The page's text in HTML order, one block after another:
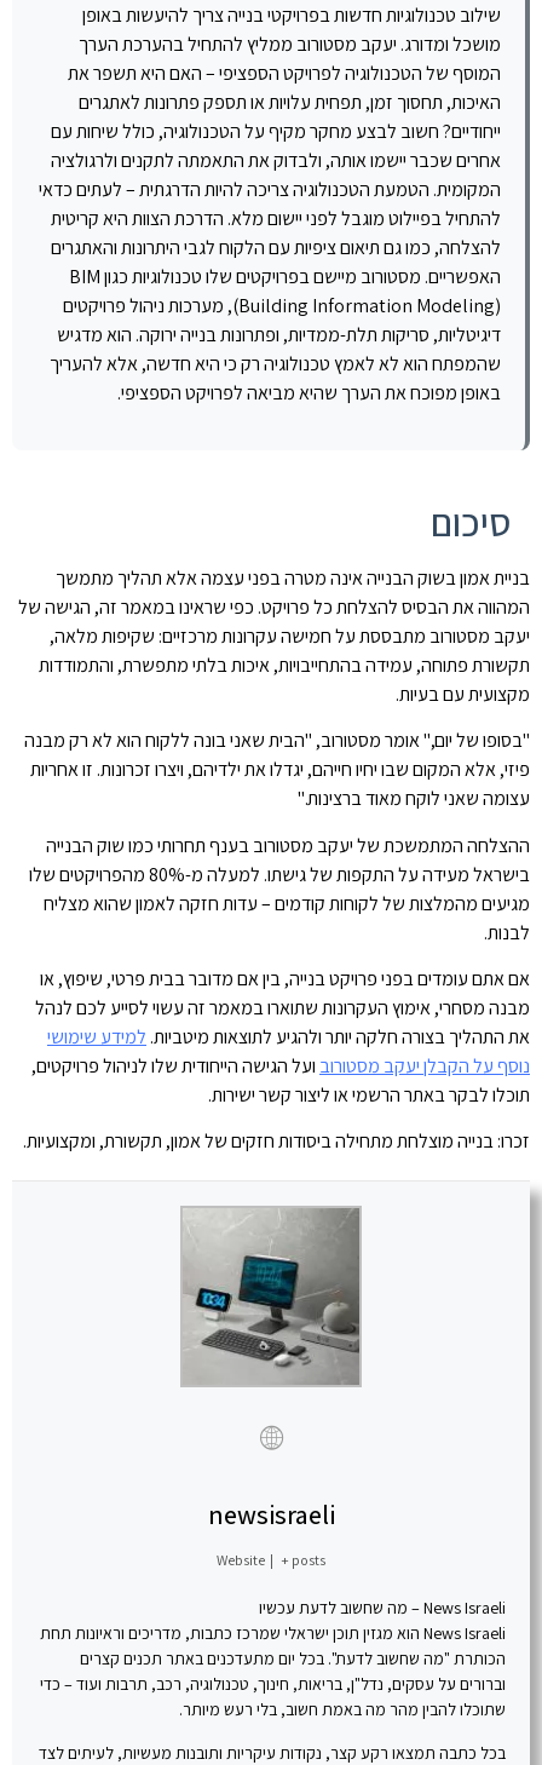
שילוב טכנולוגיות חדשות בפרויקטי בנייה צריך להיעשות באופן
מושכל ומדורג. יעקב מסטורוב ממליץ להתחיל בהערכת הערך
המוסף של הטכנולוגיה לפרויקט הספציפי – האם היא תשפר את
האיכות, תחסוך זמן, תפחית עלויות או תספק פתרונות לאתגרים
ייחודיים? חשוב לבצע מחקר מקיף על הטכנולוגיה, כולל שיחות עם
אחרים שכבר יישמו אותה, ולבדוק את התאמתה לתקנים ולרגולציה
המקומית. הטמעת הטכנולוגיה צריכה להיות הדרגתית – לעתים כדאי
להתחיל בפיילוט מוגבל לפני יישום מלא. הדרכת הצוות היא קריטית
להצלחה, כמו גם תיאום ציפיות עם הלקוח לגבי היתרונות והאתגרים
האפשריים. מסטורוב מיישם בפרויקטים שלו טכנולוגיות כגון BIM
(Building Information Modeling), מערכות ניהול פרויקטים
דיגיטליות, סריקות תלת-ממדיות, ופתרונות בנייה ירוקה. הוא מדגיש
שהמפתח הוא לא לאמץ טכנולוגיה רק כי היא חדשה, אלא להעריך
באופן מפוכח את הערך שהיא מביאה לפרויקט הספציפי.
סיכום
בניית אמון בשוק הבנייה אינה מטרה בפני עצמה אלא תהליך מתמשך
המהווה את הבסיס להצלחת כל פרויקט. כפי שראינו במאמר זה, הגישה של
יעקב מסטורוב מתבססת על חמישה עקרונות מרכזיים: שקיפות מלאה,
תקשורת פתוחה, עמידה בהתחייבויות, איכות בלתי מתפשרת, והתמודדות
מקצועית עם בעיות.
"בסופו של יום," אומר מסטורוב, "הבית שאני בונה ללקוח הוא לא רק מבנה
פיזי, אלא המקום שבו יחיו חייהם, יגדלו את ילדיהם, ויצרו זכרונות. זו אחריות
עצומה שאני לוקח מאוד ברצינות."
ההצלחה המתמשכת של יעקב מסטורוב בענף תחרותי כמו שוק הבנייה
בישראל מעידה על התקפות של גישתו. למעלה מ-80% מהפרויקטים שלו
מגיעים מהמלצות של לקוחות קודמים – עדות חזקה לאמון שהוא מצליח
לבנות.
אם אתם עומדים בפני פרויקט בנייה, בין אם מדובר בבית פרטי, שיפוץ, או
מבנה מסחרי, אימוץ העקרונות שתוארו במאמר זה עשוי לסייע לכם לנהל
את התהליך בצורה חלקה יותר ולהגיע לתוצאות מיטביות. למידע שימושי
נוסף על הקבלן יעקב מסטורוב ועל הגישה הייחודית שלו לניהול פרויקטים,
תוכלו לבקר באתר הרשמי או ליצור קשר ישירות.
זכרו: בנייה מוצלחת מתחילה ביסודות חזקים של אמון, תקשורת, ומקצועיות.
newsisraeli
Website | + posts
News Israeli – מה שחשוב לדעת עכשיו
News Israeli הוא מגזין תוכן ישראלי שמרכז כתבות, מדריכים וראיונות תחת
הכותרת "מה שחשוב לדעת". בכל יום מתעדכנים באתר תכנים קצרים
וברורים על עסקים, נדל"ן, בריאות, חינוך, טכנולוגיה, רכב, תרבות ועוד – כדי
שתוכלו להבין מהר מה באמת חשוב, בלי רעש מיותר.
בכל כתבה תמצאו רקע קצר, נקודות עיקריות ותובנות מעשיות, לעיתים לצד